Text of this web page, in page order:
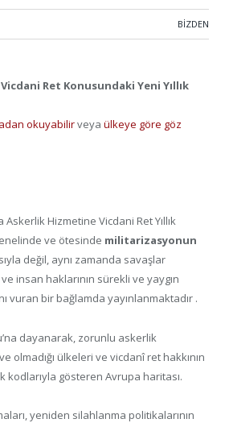
BIZDEN
Vicdani Ret Konusundaki Yeni Yıllık
okuyabilirveya ülkeye göre göz
Askerlik Hizmetine Vicdani Ret Yıllık
ve ötesinde militarizasyonun
değil, aynı zamanda savaşlar
insan haklarının sürekli ve yaygın
vuran bir bağlamda yayınlanmaktadır .
dayanarak, zorunlu askerlik
olmadığı ülkeleri ve vicdanî ret hakkının
kodlarıyla gösteren Avrupa haritası.
yeniden silahlanma politikalarının